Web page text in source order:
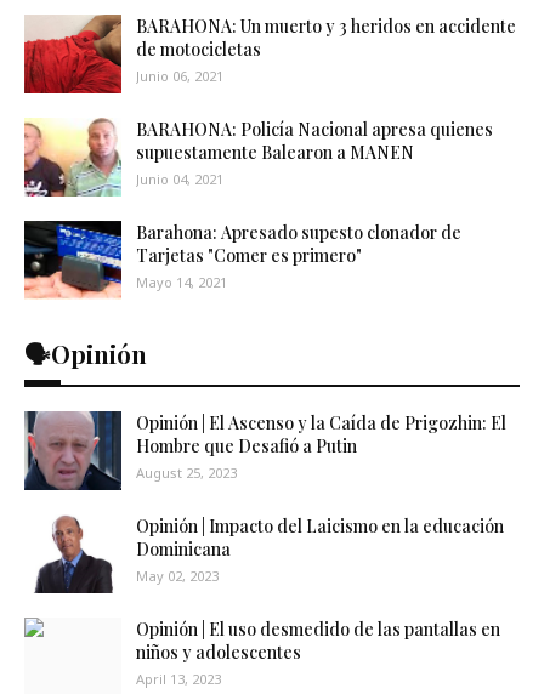
BARAHONA: Un muerto y 3 heridos en accidente
de motocicletas
Junio 06, 2021
BARAHONA: Policía Nacional apresa quienes
supuestamente Balearon a MANEN
Junio 04, 2021
Barahona: Apresado supesto clonador de
Tarjetas "Comer es primero"
Mayo 14, 2021
🗣️Opinión
Opinión | El Ascenso y la Caída de Prigozhin: El
Hombre que Desafió a Putin
August 25, 2023
Opinión | Impacto del Laicismo en la educación
Dominicana
May 02, 2023
Opinión | El uso desmedido de las pantallas en
niños y adolescentes
April 13, 2023